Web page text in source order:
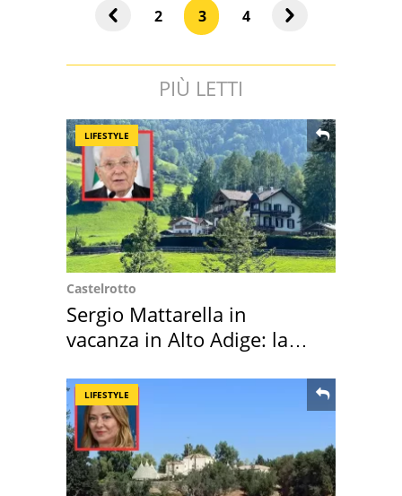
2 3 4
PIÙ LETTI
LIFESTYLE
Castelrotto
Sergio Mattarella in
vacanza in Alto Adige: la
LIFESTYLE